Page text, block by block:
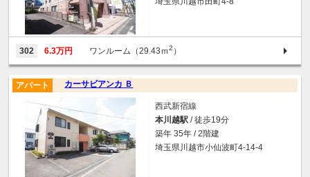
302 6.3万円 ワンルーム（29.43ｍ2 ）
カーサビアンカ Ｂ
アパート
西武新宿線
本川越駅 / 徒歩19分
築年 35年 / 2階建
埼玉県川越市小仙波町4-14-4